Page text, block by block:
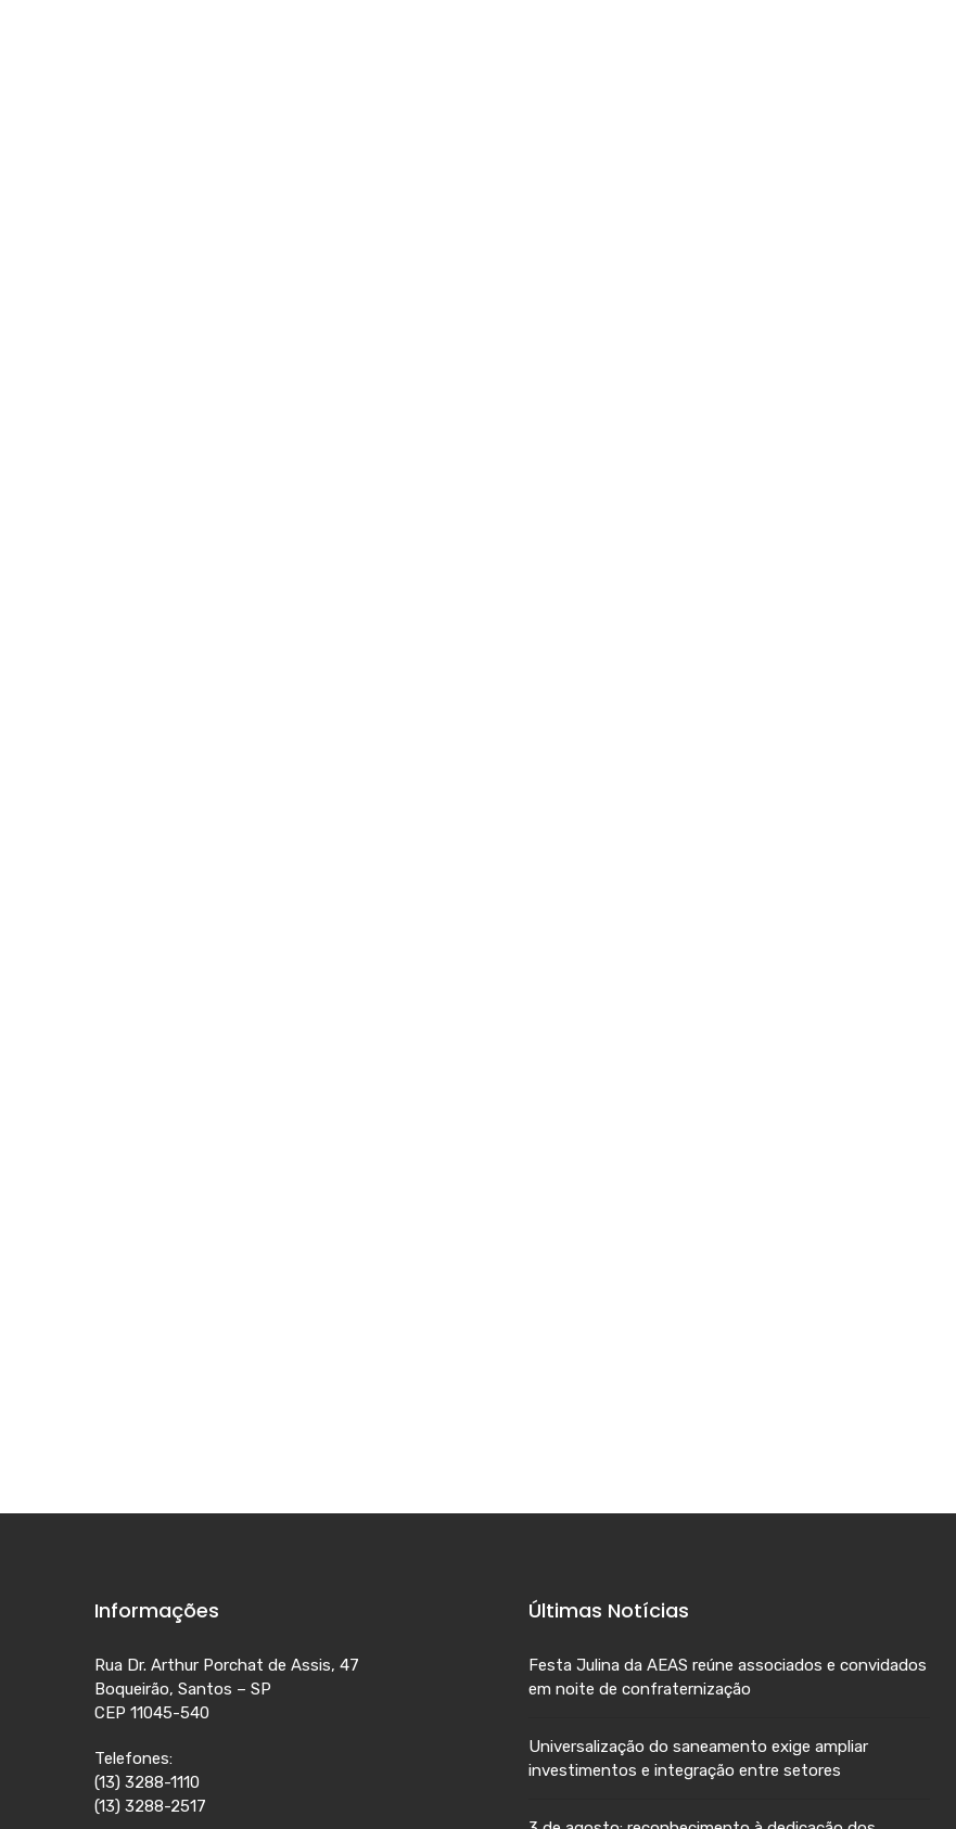
Informações
Rua Dr. Arthur Porchat de Assis, 47
Boqueirão, Santos – SP
CEP 11045-540
Telefones:
(13) 3288-1110
(13) 3288-2517
Últimas Notícias
Festa Julina da AEAS reúne associados e convidados
em noite de confraternização
Universalização do saneamento exige ampliar
investimentos e integração entre setores